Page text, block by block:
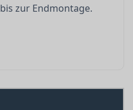
zur Endmontage.